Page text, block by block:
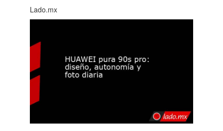
Lado.mx